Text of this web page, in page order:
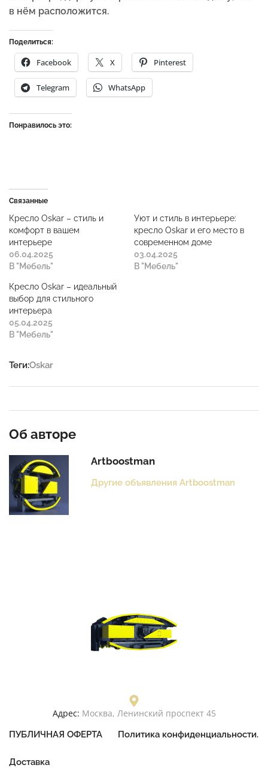
в нём расположится.
Поделиться:
Facebook X Pinterest
Telegram WhatsApp
Понравилось это:
Связанные
Кресло Oskar – стиль и
комфорт в вашем
интерьере
06.04.2025
В "Мебель"
Уют и стиль в интерьере:
кресло Oskar и его место в
современном доме
03.04.2025
В "Мебель"
Кресло Oskar – идеальный
выбор для стильного
интерьера
05.04.2025
В "Мебель"
Теги:Oskar
Об авторе
Artboostman
Другие объявления Artboostman
Адрес: Москва, Ленинский проспект 45
ПУБЛИЧНАЯ ОФЕРТА Политика конфиденциальности.
Доставка